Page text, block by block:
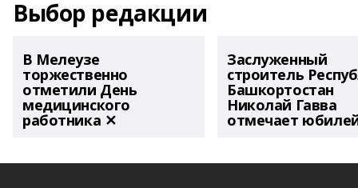
Выбор редакции
В Мелеузе
торжественно
отметили День
медицинского
работника ✕
Заслуженный
строитель
Башкортостан
Николай Гавва
отмечает